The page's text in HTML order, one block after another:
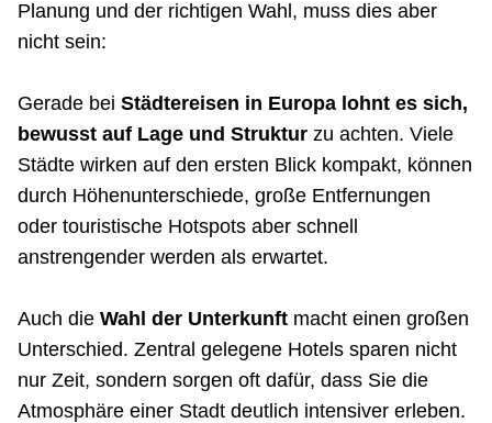
Planung und der richtigen Wahl, muss dies aber
nicht sein:
Gerade bei Städtereisen in Europa lohnt es sich,
bewusst auf Lage und Struktur zu achten. Viele
Städte wirken auf den ersten Blick kompakt, können
durch Höhenunterschiede, große Entfernungen
oder touristische Hotspots aber schnell
anstrengender werden als erwartet.
Auch die Wahl der Unterkunft macht einen großen
Unterschied. Zentral gelegene Hotels sparen nicht
nur Zeit, sondern sorgen oft dafür, dass Sie die
Atmosphäre einer Stadt deutlich intensiver erleben.